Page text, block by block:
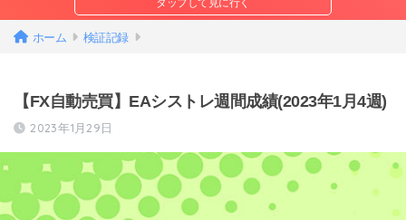
ホーム 検証記録
【FX自動売買】EAシストレ週間成績(2023年1月4週)
2023年1月29日